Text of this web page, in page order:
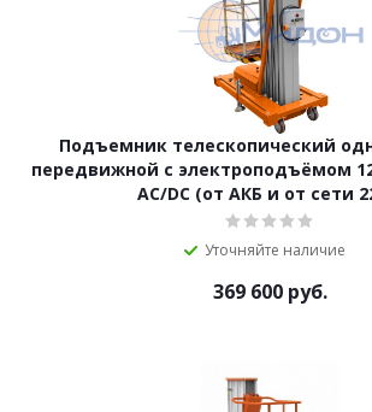
Подъемник телескопический
передвижной с электроподъёмом
AC/DC (от АКБ и от сети
Уточняйте наличие
369 600 руб.